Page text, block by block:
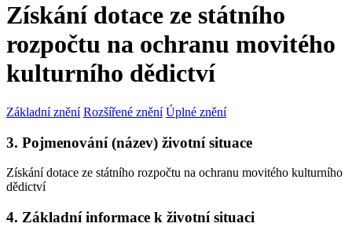
Získání dotace ze státního
rozpočtu na ochranu movitého
kulturního dědictví
Základní znění Rozšířené znění Úplné znění
3. Pojmenování (název) životní situace
Získání dotace ze státního rozpočtu na ochranu movitého kulturního
dědictví
4. Základní informace k životní situaci